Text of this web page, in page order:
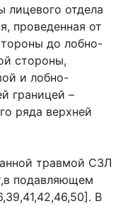
лицевого отдела
проведенная от
до лобно-
стороны,
и лобно-
границей –
ряда верхней
травмой СЗЛ
подавляющем
В